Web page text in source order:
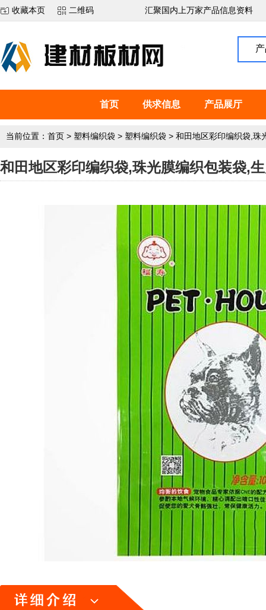
收藏本页 二维码 汇聚国内上万家产品信息资料
首页 供求信息 产品展厅
当前位置： 首页 > 塑料编织袋 > 塑料编织袋 > 和田地区彩印编织袋,珠
和田地区彩印编织袋,珠光膜编织包装袋,